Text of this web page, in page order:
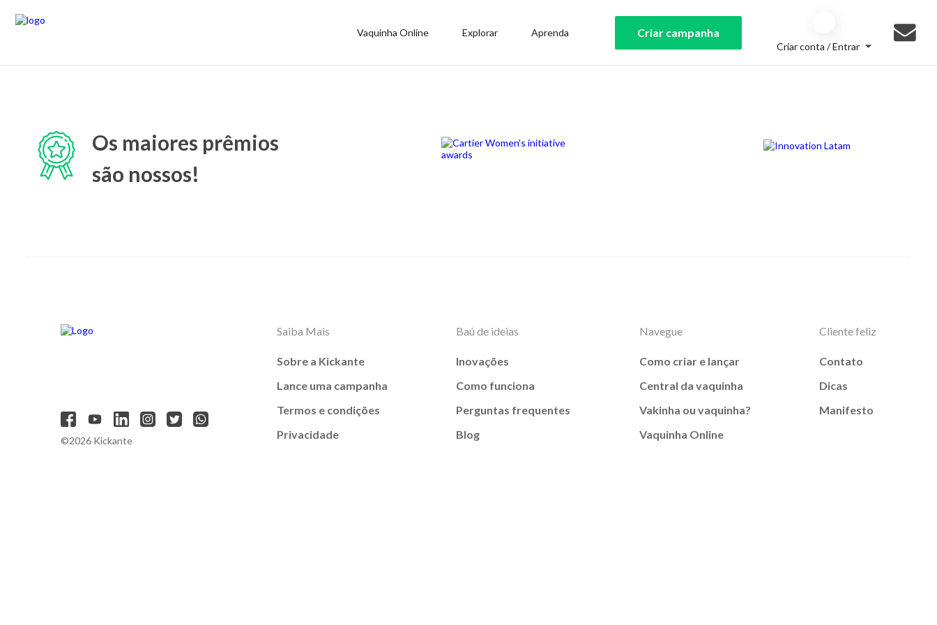
Vaquinha Online Explorar Aprenda Criar campanha
Criar conta / Entrar
Os maiores prêmios
são nossos!
©2026 Kickante
Saiba Mais
Sobre a Kickante
Lance uma campanha
Termos e condições
Privacidade
Baú de ideias
Inovações
Como funciona
Perguntas frequentes
Blog
Navegue
Como criar e lançar
Central da vaquinha
Vakinha ou vaquinha?
Vaquinha Online
Cliente feliz
Contato
Dicas
Manifesto